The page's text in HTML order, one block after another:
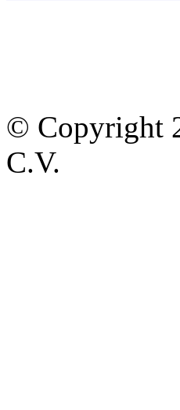
© Copyright
C.V.